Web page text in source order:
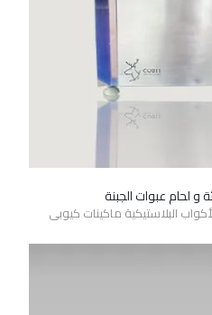
SHOW
و لحام عبوات الجبنة
البلاستيكية ماكينات كيوبى